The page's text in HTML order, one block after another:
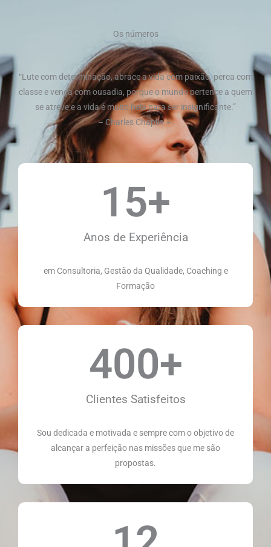
Os números
“Lute com determinação, abrace a vida com paixão, perca com
classe e vença com ousadia, porque o mundo pertence a quem
se atreve e a vida é muito bela para ser insignificante.”
– Charles Chaplin –
Anos de Experiência
15+
em Consultoria, Gestão da Qualidade, Coaching e
Formação
Clientes Satisfeitos
400+
Sou dedicada e motivada e sempre com o objetivo de
alcançar a perfeição nas missões que me são
propostas.